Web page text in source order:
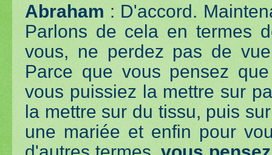
Abraham : D'accord.
Parlons de cela en termes
vous, ne perdez pas de
Parce que vous pensez
vous puissiez la mettre sur
la mettre sur du tissu, puis
une mariée et enfin pour